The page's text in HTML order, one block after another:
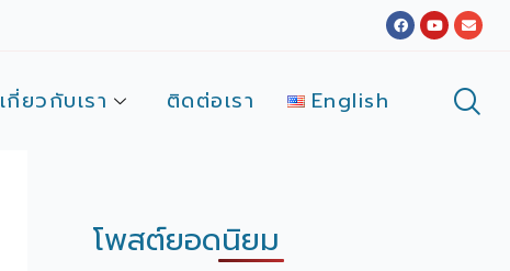
Facebook
Youtube
เกี่ยวกับเรา ติดต่อเรา English
โพสต์ยอดนิยม